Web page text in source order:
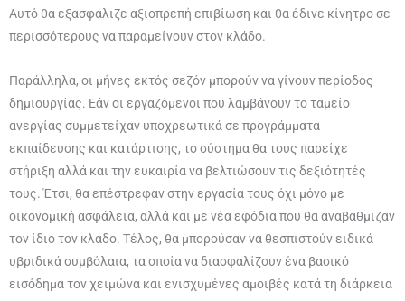
Αυτό θα εξασφάλιζε αξιοπρεπή επιβίωση και θα έδινε κίνητρο σε
περισσότερους να παραμείνουν στον κλάδο.
Παράλληλα, οι μήνες εκτός σεζόν μπορούν να γίνουν περίοδος
δημιουργίας. Εάν οι εργαζόμενοι που λαμβάνουν το ταμείο
ανεργίας συμμετείχαν υποχρεωτικά σε προγράμματα
εκπαίδευσης και κατάρτισης, το σύστημα θα τους παρείχε
στήριξη αλλά και την ευκαιρία να βελτιώσουν τις δεξιότητές
τους. Έτσι, θα επέστρεφαν στην εργασία τους όχι μόνο με
οικονομική ασφάλεια, αλλά και με νέα εφόδια που θα αναβάθμιζαν
τον ίδιο τον κλάδο. Τέλος, θα μπορούσαν να θεσπιστούν ειδικά
υβριδικά συμβόλαια, τα οποία να διασφαλίζουν ένα βασικό
εισόδημα τον χειμώνα και ενισχυμένες αμοιβές κατά τη διάρκεια